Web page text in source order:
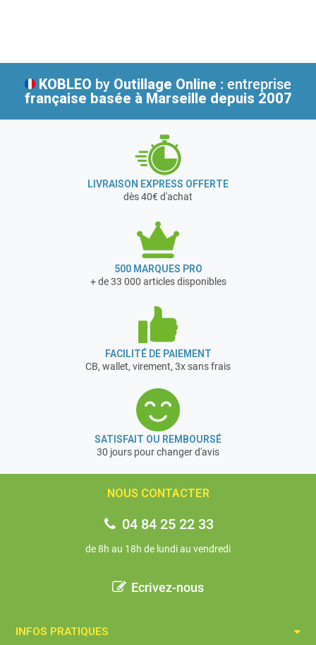
Poids (kg) : 0,4
Dimensions (mm) : 551 x 43 x 188
garantie 2 ans
KOBLEO by Outillage Online : entreprise
française basée à Marseille depuis 2007
LIVRAISON EXPRESS OFFERTE
dès 40€ d'achat
500 MARQUES PRO
+ de 33 000 articles disponibles
FACILITÉ DE PAIEMENT
CB, wallet, virement, 3x sans frais
SATISFAIT OU REMBOURSÉ
30 jours pour changer d'avis
NOUS CONTACTER
04 84 25 22 33
de 8h au 18h de lundi au vendredi
Ecrivez-nous
INFOS PRATIQUES​